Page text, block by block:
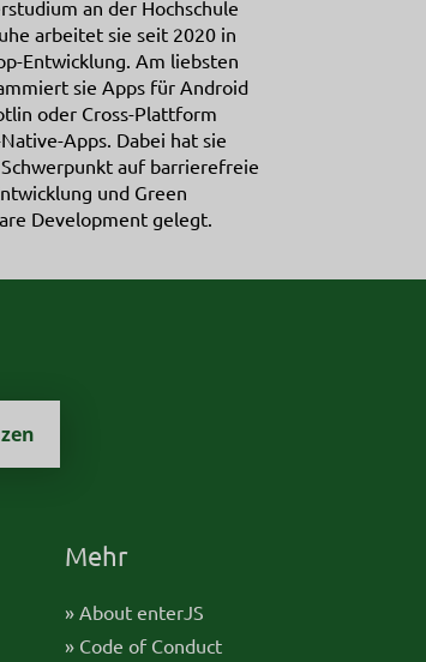
an der Hochschule
arbeitet sie seit 2020 in
Entwicklung. Am liebsten
sie Apps für Android
oder Cross-Plattform
Apps. Dabei hat sie
auf barrierefreie
und Green
Development gelegt.
Mehr
» About enterJS
» Code of Conduct